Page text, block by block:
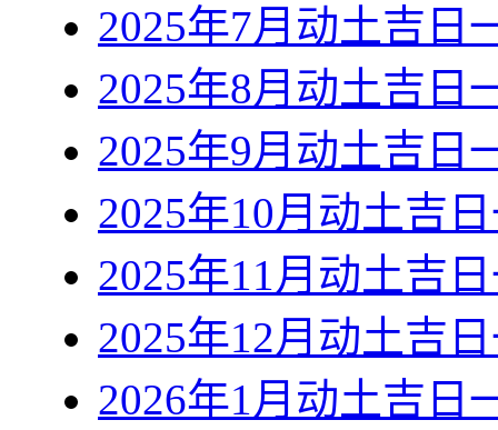
2025年7月动土吉日
2025年8月动土吉日
2025年9月动土吉日
2025年10月动土吉
2025年11月动土吉
2025年12月动土吉
2026年1月动土吉日